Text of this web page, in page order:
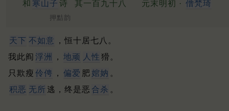
和 寒山子 诗 其一百九十八 元末明初 · 僧梵琦
押黠韵
天下 不如意
，恒十居七八。
我此阎 浮洲 ， 地顽 人性 猾。
只欺瘦 伶俜 ， 偏爱 肥 婠妠 。
积恶 无所 逃，终是恶 合杀 。